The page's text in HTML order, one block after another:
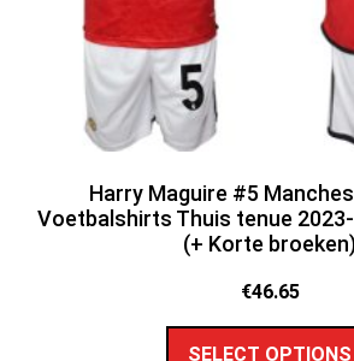
Harry Maguire #5
Voetbalshirts Thuis tenue
(+ Korte
€46.65
SELECT OPTIONS